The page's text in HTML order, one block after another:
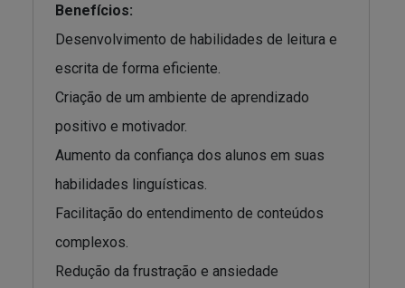
Benefícios:
Desenvolvimento de habilidades de leitura e
escrita de forma eficiente.
Criação de um ambiente de aprendizado
positivo e motivador.
Aumento da confiança dos alunos em suas
habilidades linguísticas.
Facilitação do entendimento de conteúdos
complexos.
Redução da frustração e ansiedade